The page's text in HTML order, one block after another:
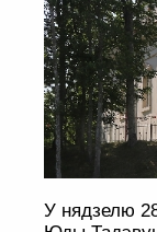
У нядзелю 28